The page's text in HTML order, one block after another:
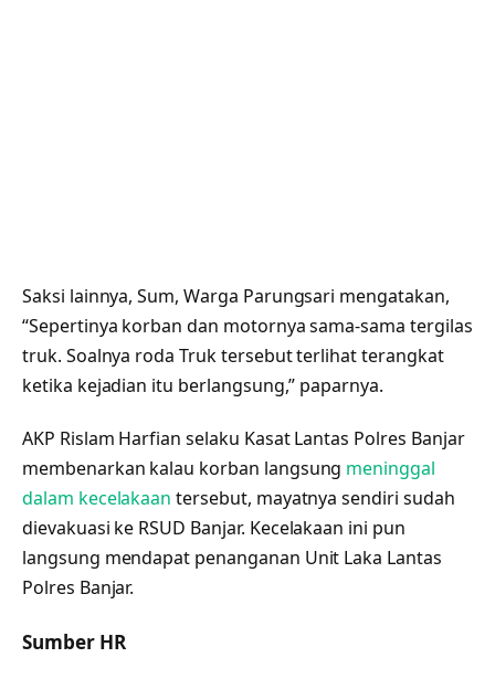
Saksi lainnya, Sum, Warga Parungsari mengatakan,
“Sepertinya korban dan motornya sama-sama tergilas
truk. Soalnya roda Truk tersebut terlihat terangkat
ketika kejadian itu berlangsung,” paparnya.
AKP Rislam Harfian selaku Kasat Lantas Polres Banjar
membenarkan kalau korban langsung meninggal
dalam kecelakaantersebut, mayatnya sendiri sudah
dievakuasi ke RSUD Banjar. Kecelakaan ini pun
langsung mendapat penanganan Unit Laka Lantas
Polres Banjar.
Sumber HR